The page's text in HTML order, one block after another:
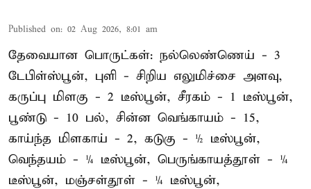
Published on: 02 Aug 2026, 8:01 am
தேவையான பொருட்கள்: நல்லெண்ணெய் - 3
டேபிள்ஸ்பூன், புளி - சிறிய எலுமிச்சை அளவு,
கருப்பு மிளகு - 2 டீஸ்பூன், சீரகம் - 1 டீஸ்பூன்,
பூண்டு - 10 பல், சின்ன வெங்காயம் - 15,
காய்ந்த மிளகாய் - 2, கடுகு - ½ டீஸ்பூன்,
வெந்தயம் - ¼ டீஸ்பூன், பெருங்காயத்தூள் - ¼
டீஸ்பூன், மஞ்சள்தூள் - ¼ டீஸ்பூன்,